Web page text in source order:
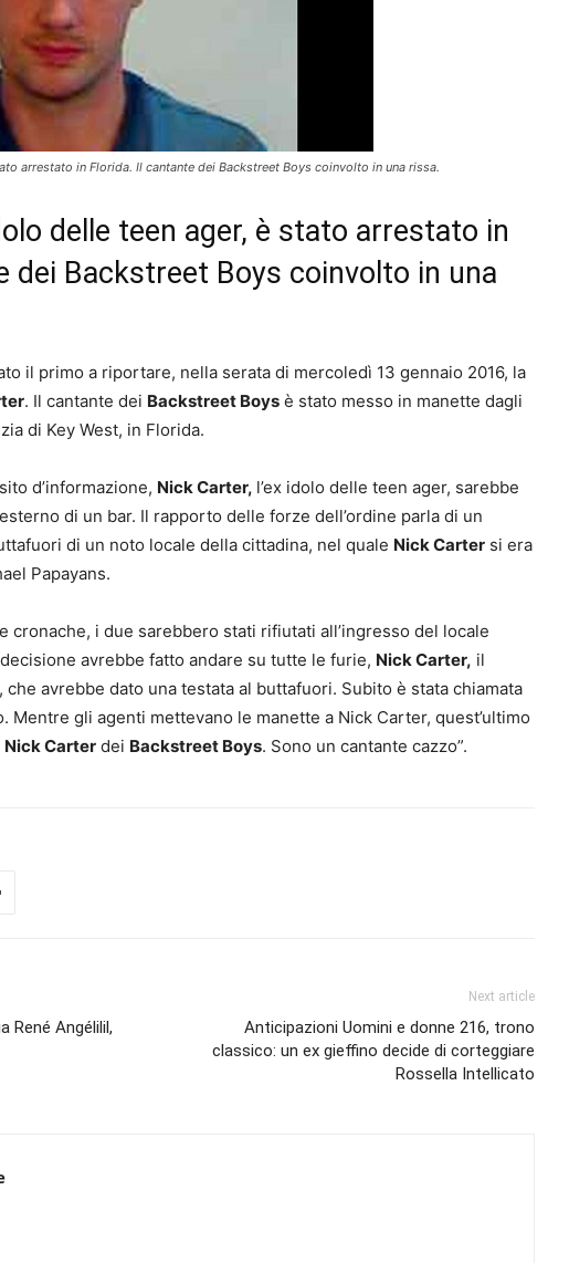
arrestato in Florida. Il cantante dei Backstreet Boys coinvolto in una rissa.
delle teen ager, è stato arrestato in
dei Backstreet Boys coinvolto in una
il primo a riportare, nella serata di mercoledì 13 gennaio 2016, la
. Il cantante dei Backstreet Boys è stato messo in manette dagli
di Key West, in Florida.
d’informazione, Nick Carter, l’ex idolo delle teen ager, sarebbe
di un bar. Il rapporto delle forze dell’ordine parla di un
di un noto locale della cittadina, nel quale Nick Carter si era
Papayans.
cronache, i due sarebbero stati rifiutati all’ingresso del locale
avrebbe fatto andare su tutte le furie, Nick Carter, il
, che avrebbe dato una testata al buttafuori. Subito è stata chiamata
Mentre gli agenti mettevano le manette a Nick Carter, quest’ultimo
Nick Carter dei Backstreet Boys. Sono un cantante cazzo”.
René Angélilil,
Next article
Anticipazioni Uomini e donne 216, trono
classico: un ex gieffino decide di corteggiare
Rossella Intellicato